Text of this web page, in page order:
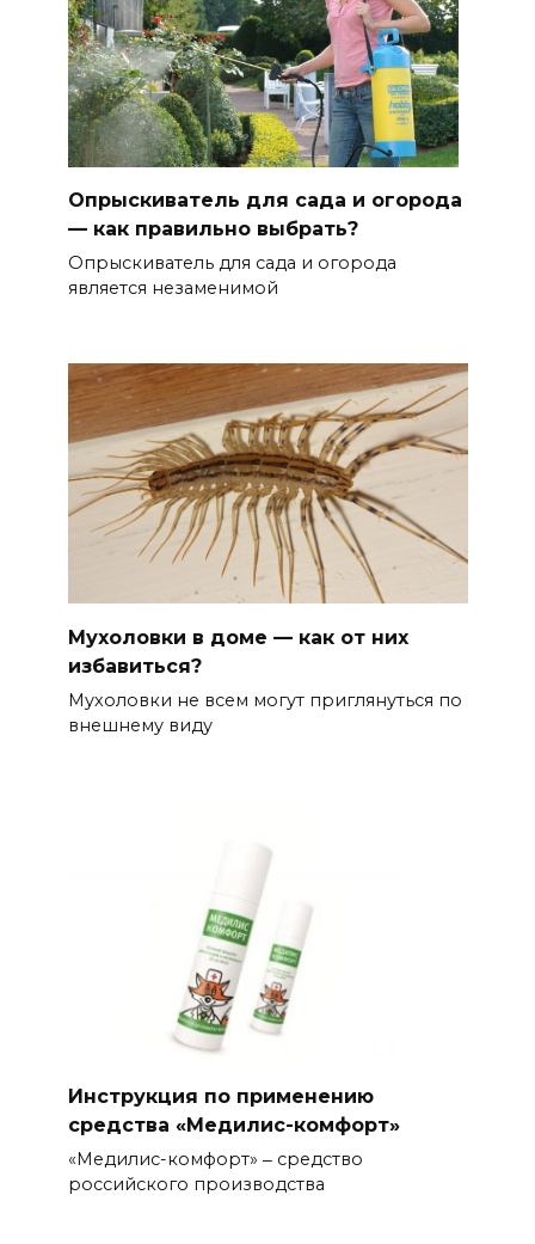
Опрыскиватель для сада и огорода
— как правильно выбрать?
Опрыскиватель для сада и огорода
является незаменимой
Мухоловки в доме — как от них
избавиться?
Мухоловки не всем могут приглянуться по
внешнему виду
Инструкция по применению
средства «Медилис-комфорт»
«Медилис-комфорт» ‒ средство
российского производства